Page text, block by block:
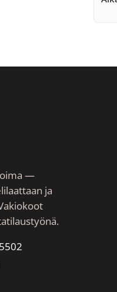
—
ja